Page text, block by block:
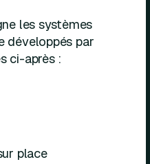
les systèmes
développés par
ci-après :
place